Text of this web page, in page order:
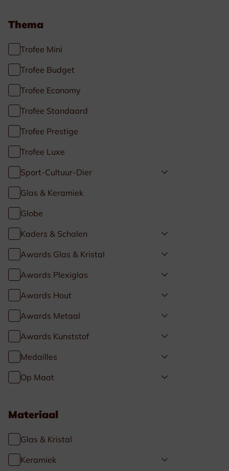
Thema
Trofee Mini
Trofee Budget
Trofee Economy
Trofee Standaard
Trofee Prestige
Trofee Luxe
Sport-Cultuur-Dier
Glas & Keramiek
Globe
Kaders & Schalen
Awards Glas & Kristal
Awards Plexiglas
Awards Hout
Awards Metaal
Awards Kunststof
Medailles
Op Maat
Materiaal
Glas & Kristal
Keramiek